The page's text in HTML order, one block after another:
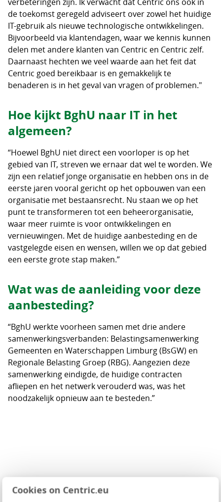
Cookies on Centric.eu
de toekomst geregeld adviseert over zowel het huidige
IT-gebruik als nieuwe technologische ontwikkelingen.
Bijvoorbeeld via klantendagen, waar we kennis kunnen
delen met andere klanten van Centric en Centric zelf.
Daarnaast hechten we veel waarde aan het feit dat
Centric goed bereikbaar is en gemakkelijk te
benaderen is in het geval van vragen of problemen."
Hoe kijkt BghU naar IT in het
algemeen?
“Hoewel BghU niet direct een voorloper is op het
gebied van IT, streven we ernaar dat wel te worden. We
zijn een relatief jonge organisatie en hebben ons in de
eerste jaren vooral gericht op het opbouwen van een
organisatie met bestaansrecht. Nu staan we op het
punt te transformeren tot een beheerorganisatie,
waar meer ruimte is voor ontwikkelingen en
vernieuwingen. Met de huidige aanbesteding en de
vastgelegde eisen en wensen, willen we op dat gebied
een eerste grote stap maken.”
Wat was de aanleiding voor deze
aanbesteding?
“BghU werkte voorheen samen met drie andere
samenwerkingsverbanden: Belastingsamenwerking
Gemeenten en Waterschappen Limburg (BsGW) en
Regionale Belasting Groep (RBG). Aangezien deze
samenwerking eindigde, de huidige contracten
afliepen en het netwerk verouderd was, was het
noodzakelijk opnieuw aan te besteden.”